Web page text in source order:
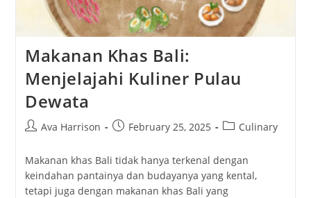
Makanan Khas Bali:
Menjelajahi Kuliner Pulau
Dewata
PostAva Harrison
PostFebruary 25, 2025
PostCulinary
Makanan khas Bali tidak hanya terkenal dengan
keindahan pantainya dan budayanya yang kental,
tetapi juga dengan makanan khas Bali yang